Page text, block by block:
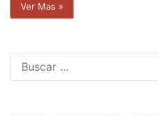
Ver Mas »